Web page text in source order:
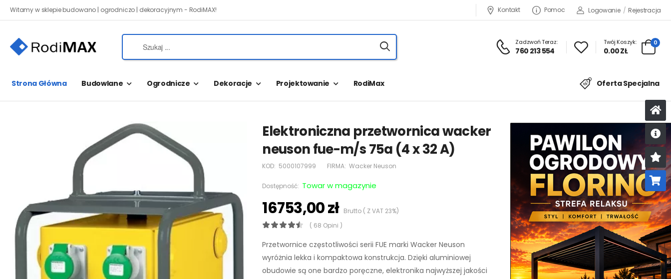
Witamy w sklepie budowano | ogrodniczo | dekoracyjnym - RodiMAX! Kontakt Pomoc Logowanie / Rejestracja
Zadzwoń Teraz:
760 213 554
Twój Koszyk:
0.00 ZŁ
0
Strona Główna Budowlane Ogrodnicze Dekoracje Projektowanie RodiMax Oferta Specjalna
Elektroniczna przetwornica wacker
neuson fue-m/s 75a (4 x 32 A)
KOD: 5000107999 FIRMA: Wacker Neuson
Dostępność: Towar w magazynie
16753,00 złBrutto ( Z VAT 23%)
( 68 Opini )
Przetwornice częstotliwości serii FUE marki Wacker Neuson
wyróżnia lekka i kompaktowa konstrukcja. Dzięki aluminiowej
obudowie są one bardzo poręczne, elektronika najwyższej jakości